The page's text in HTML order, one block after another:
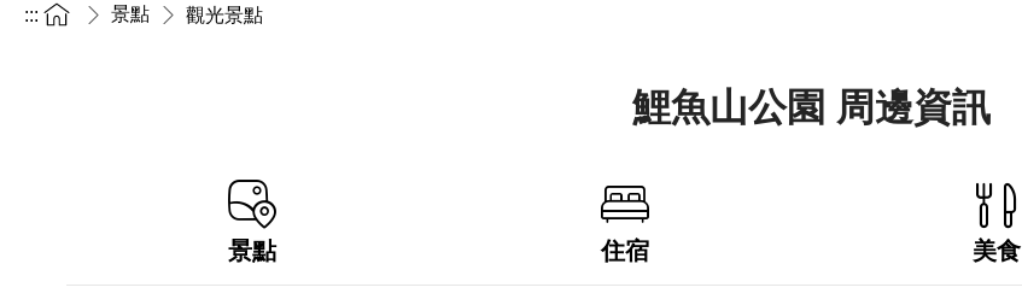
::: 景點 觀光景點
鯉魚山公園 周邊資訊
景點 住宿 美食